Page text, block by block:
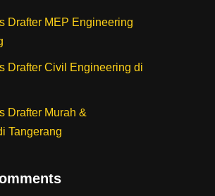
Drafter MEP Engineering
Drafter Civil Engineering di
Drafter Murah &
Tangerang